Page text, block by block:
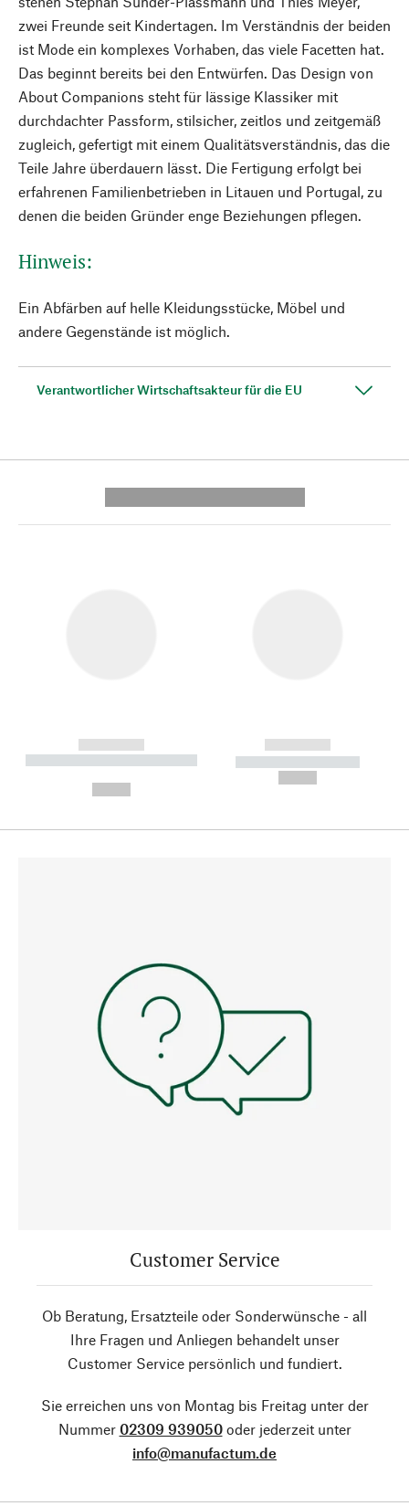
zwei Freunde seit Kindertagen. Im Verständnis der beiden
ist Mode ein komplexes Vorhaben, das viele Facetten hat.
Das beginnt bereits bei den Entwürfen. Das Design von
About Companions steht für lässige Klassiker mit
durchdachter Passform, stilsicher, zeitlos und zeitgemäß
zugleich, gefertigt mit einem Qualitätsverständnis, das die
Teile Jahre überdauern lässt. Die Fertigung erfolgt bei
erfahrenen Familienbetrieben in Litauen und Portugal, zu
denen die beiden Gründer enge Beziehungen pflegen.
Hinweis:
Ein Abfärben auf helle Kleidungsstücke, Möbel und
andere Gegenstände ist möglich.
Verantwortlicher Wirtschaftsakteur für die EU
------------
----------- ----------- --------
------------
----------- -----------
Customer Service
Ob Beratung, Ersatzteile oder Sonderwünsche - all
Ihre Fragen und Anliegen behandelt unser
Customer Service persönlich und fundiert.
Sie erreichen uns von Montag bis Freitag unter der
Nummer 02309 939050oder jederzeit unter
info@manufactum.de